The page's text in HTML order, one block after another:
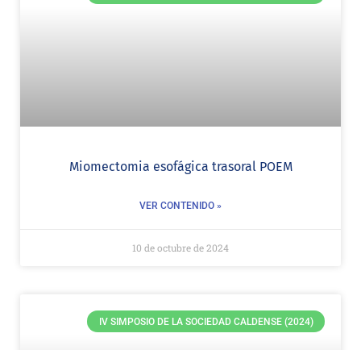
Miomectomia esofágica trasoral POEM
VER CONTENIDO »
10 de octubre de 2024
IV SIMPOSIO DE LA SOCIEDAD CALDENSE (2024)